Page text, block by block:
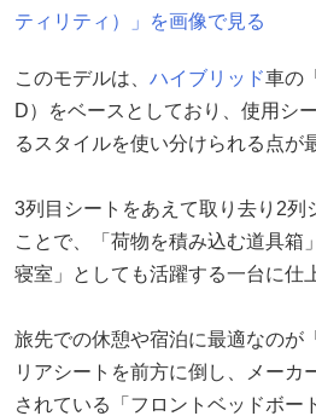
ティリティ）」を画像で見る
このモデルは、 ハイブリッド車の
D）をベースとしており、使用シ
るスタイルを使い分けられる点が
3列目シートをあえて取り去り2列
ことで、「荷物を積み込む道具箱
寝室」としても活躍する一台に仕
旅先での休憩や宿泊に最適なのが
リアシートを前方に倒し、メーカ
されている「フロントベッドボー